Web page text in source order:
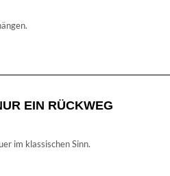
EIN RÜCKWEG
im klassischen Sinn.